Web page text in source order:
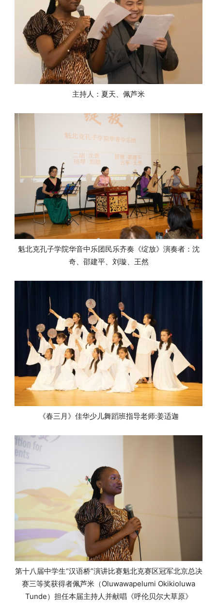
主持人：夏天、佩芦米
魁北克孔子学院华音中乐团民乐齐奏《绽放》演奏者：沈
奇、邵建平、刘璇、王然
《春三月》佳华少儿舞蹈班指导老师:姜适迦
第十八届中学生“汉语桥”演讲比赛魁北克赛区冠军北京总决
赛三等奖获得者佩芦米（Oluwawapelumi Okikioluwa
Tunde）担任本届主持人并献唱 《呼伦贝尔大草原》